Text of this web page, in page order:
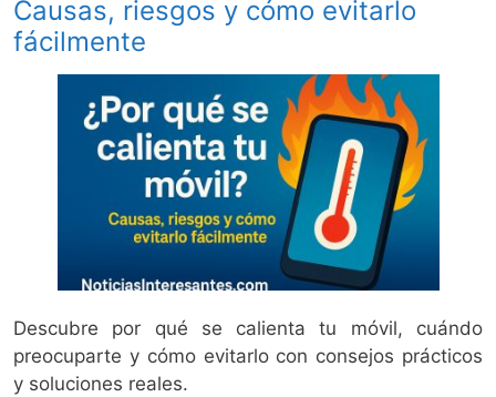
Causas, riesgos y cómo evitarlo
fácilmente
Descubre por qué se calienta tu móvil, cuándo
preocuparte y cómo evitarlo con consejos prácticos
y soluciones reales.